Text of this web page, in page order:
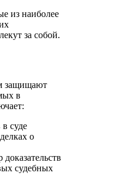
из наиболее
за собой.
защищают
в
суде
о
судебных